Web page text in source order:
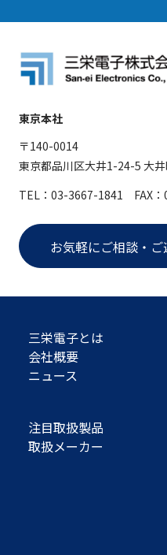
東京本社
〒140-0014
東京都品川区大井1-24-5 大
TEL：03-3667-1841 FAX：
お気軽にご相談・
三栄電子とは
会社概要
ニュース
注目取扱製品
取扱メーカー